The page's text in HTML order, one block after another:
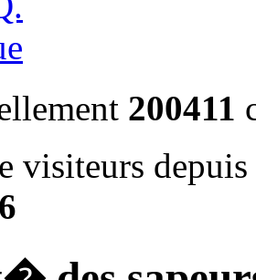
200411
visiteurs